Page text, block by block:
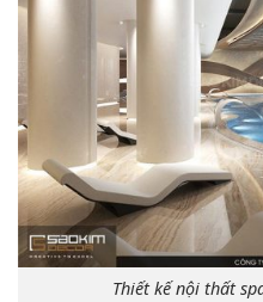
Thiết kế nội thất